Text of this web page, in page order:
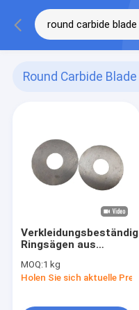
Round Carbide Blade
Verkleidungsbeständige
Ringsägen aus
rundes Karbidblatt
individuell.
MOQ:1 kg
Holen Sie sich aktuelle Preis